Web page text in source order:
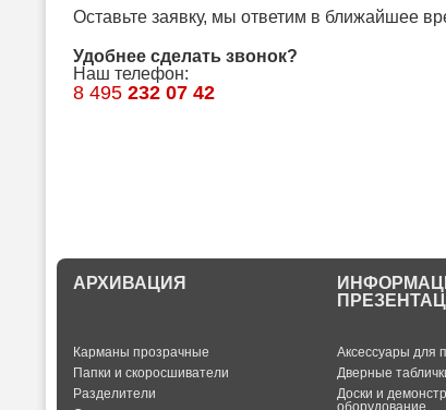
Оставьте заявку, мы ответим в ближайшее
Удобнее сделать звонок?
Наш телефон:
8 495 232 07 42
АРХИВАЦИЯ
Карманы прозрачные
Папки и скоросшиватели
Разделители
Аксессуары для
Дверные
Доски и
оборудование